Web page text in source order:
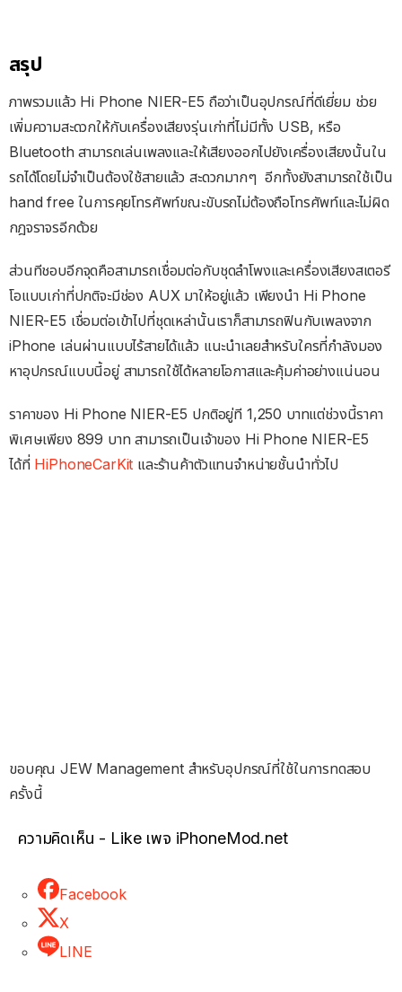
สรุป
ภาพรวมแล้ว Hi Phone NIER-E5 ถือว่าเป็นอุปกรณ์ที่ดีเยี่ยม ช่วย
เพิ่มความสะดวกให้กับเครื่องเสียงรุ่นเก่าที่ไม่มีทั้ง USB, หรือ
Bluetooth สามารถเล่นเพลงและให้เสียงออกไปยังเครื่องเสียงนั้นใน
รถได้โดยไม่จำเป็นต้องใช้สายแล้ว สะดวกมากๆ อีกทั้งยังสามารถใช้เป็น
hand free ในการคุยโทรศัพท์ขณะขับรถไม่ต้องถือโทรศัพท์และไม่ผิด
กฎจราจรอีกด้วย
ส่วนทีชอบอีกจุดคือสามารถเชื่อมต่อกับชุดลำโพงและเครื่องเสียงสเตอรี
โอแบบเก่าที่ปกติจะมีช่อง AUX มาให้อยู่แล้ว เพียงนำ Hi Phone
NIER-E5 เชื่อมต่อเข้าไปที่ชุดเหล่านั้นเราก็สามารถฟินกับเพลงจาก
iPhone เล่นผ่านแบบไร้สายได้แล้ว แนะนำเลยสำหรับใครที่กำลังมอง
หาอุปกรณ์แบบนี้อยู่ สามารถใช้ได้หลายโอกาสและคุ้มค่าอย่างแน่นอน
ราคาของ Hi Phone NIER-E5 ปกติอยู่ที 1,250 บาทแต่ช่วงนี้ราคา
พิเศษเพียง 899 บาท สามารถเป็นเจ้าของ Hi Phone NIER-E5
ได้ที่ HiPhoneCarKit และร้านค้าตัวแทนจำหน่ายชั้นนำทั่วไป
ขอบคุณ JEW Management สำหรับอุปกรณ์ที่ใช้ในการทดสอบ
ครั้งนี้
ความคิดเห็น - Like เพจ iPhoneMod.net
Facebook
X
LINE